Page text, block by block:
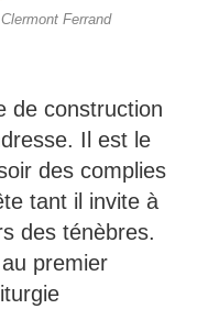
Ferrand
de construction
Il est le
des complies
tant il invite à
des ténèbres.
premier